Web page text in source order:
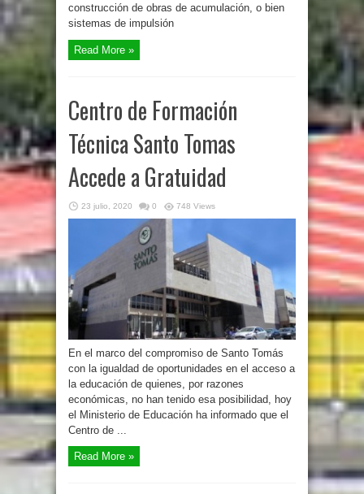
construcción de obras de acumulación, o bien
sistemas de impulsión
Read More »
Centro de Formación
Técnica Santo Tomas
Accede a Gratuidad
23 julio, 2020 0 748 Views
En el marco del compromiso de Santo Tomás
con la igualdad de oportunidades en el acceso a
la educación de quienes, por razones
económicas, no han tenido esa posibilidad, hoy
el Ministerio de Educación ha informado que el
Centro de ...
Read More »